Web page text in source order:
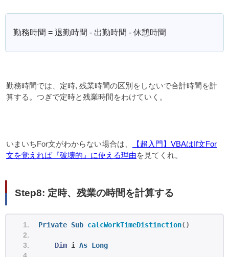
勤務時間 = 退勤時間 - 出勤時間 - 休憩時間
勤務時間では、定時, 残業時間の区別をしないで合計時間を計
算する。つぎで定時と残業時間をわけていく。
いまいちFor文がわからない場合は、
【超入門】VBAはIf文For
文を覚えれば『破壊的』に使える理由を見てくれ。
Step8: 定時、残業の時間を計算する
Private Sub calcWorkTimeDistinction()
Dim i As Long